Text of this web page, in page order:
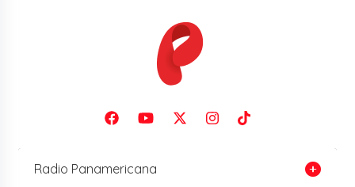
Radio Panamericana